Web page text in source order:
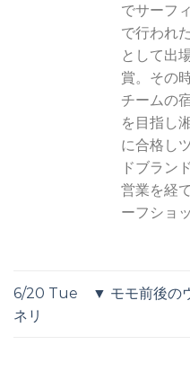
でサーフ
で行われ
として出
賞。その
チームの
を目指し
に合格し
ドブラン
営業を経
ーフショ
6/20 Tue ▼ モモ前後の
ネリ